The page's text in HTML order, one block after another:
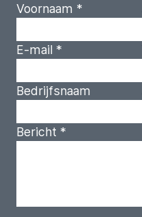
Voornaam *
E-mail *
Bedrijfsnaam
Bericht *